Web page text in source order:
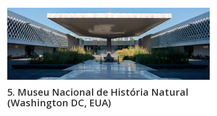
5. Museu Nacional de História Natural
(Washington DC, EUA)